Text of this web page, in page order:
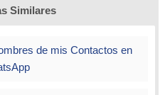
Similares
de mis Contactos en